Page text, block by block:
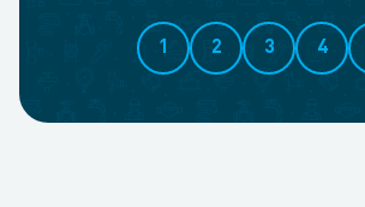
1 2 3 4